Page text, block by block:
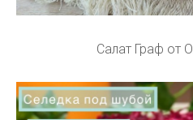
Салат Граф от